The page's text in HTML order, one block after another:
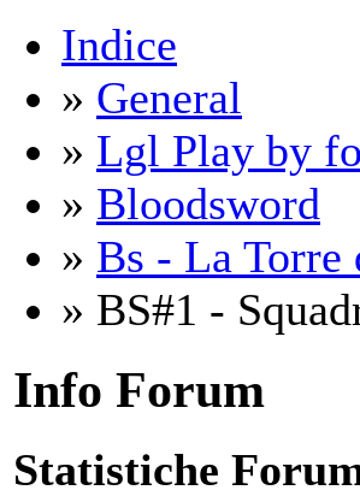
Indice
» General
» Lgl Play by
» Bloodsword
» Bs - La Torre
» BS#1 -
Info Forum
Statistiche